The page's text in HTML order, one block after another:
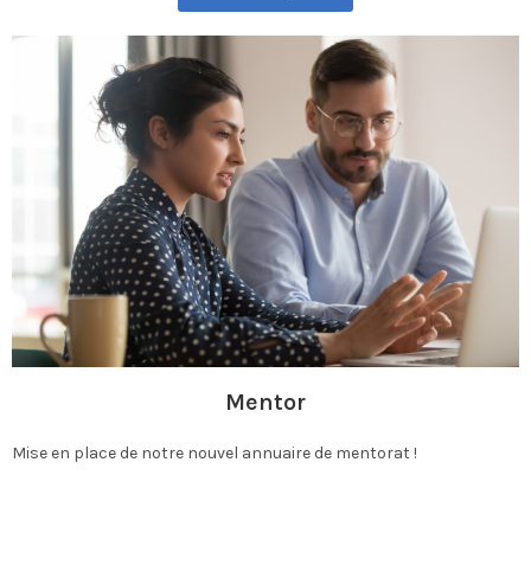
Mentor
Mise en place de notre nouvel annuaire de mentorat !